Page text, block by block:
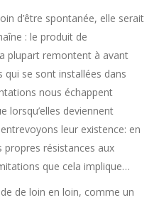
d’être spontanée, elle serait
: le produit de
plupart remontent à avant
se sont installées dans
nous échappent
lorsqu’elles deviennent
leur existence: en
résistances aux
que cela implique…
de loin en loin, comme un